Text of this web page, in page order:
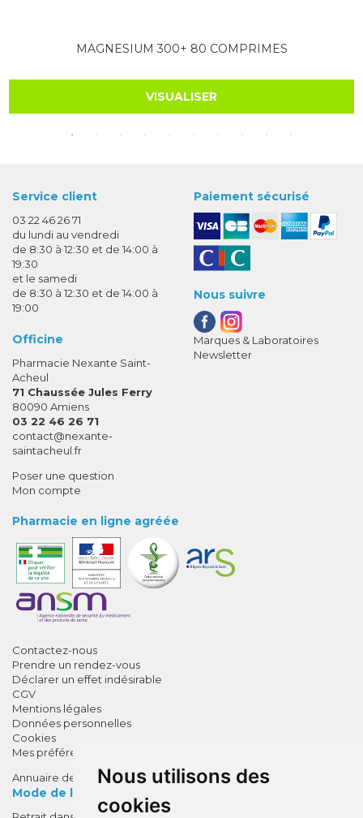
Nous utilisons des
cookies
MAGNESIUM 300+ 80 COMPRIMES
VISUALISER
Service client
03 22 46 26 71
du lundi au vendredi
de 8:30 à 12:30 et de 14:00 à
19:30
et le samedi
de 8:30 à 12:30 et de 14:00 à
19:00
Officine
Pharmacie Nexante Saint-
Acheul
71 Chaussée Jules Ferry
80090 Amiens
03 22 46 26 71
contact-
@-
nexante-
saintacheul.fr
Poser une question
Mon compte
Paiement sécurisé
Nous suivre
Marques & Laboratoires
Newsletter
Pharmacie en ligne agréée
Contactez-nous
Prendre un rendez-vous
Déclarer un effet indésirable
CGV
Mentions légales
Données personnelles
Cookies
Mes préférences Cookies
Annuaire des pharmacies
Mode de livraison